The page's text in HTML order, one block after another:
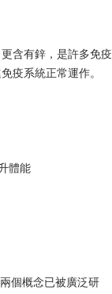
含有鋅，是許多免疫
疫系統正常運作。
體能
個概念已被廣泛研